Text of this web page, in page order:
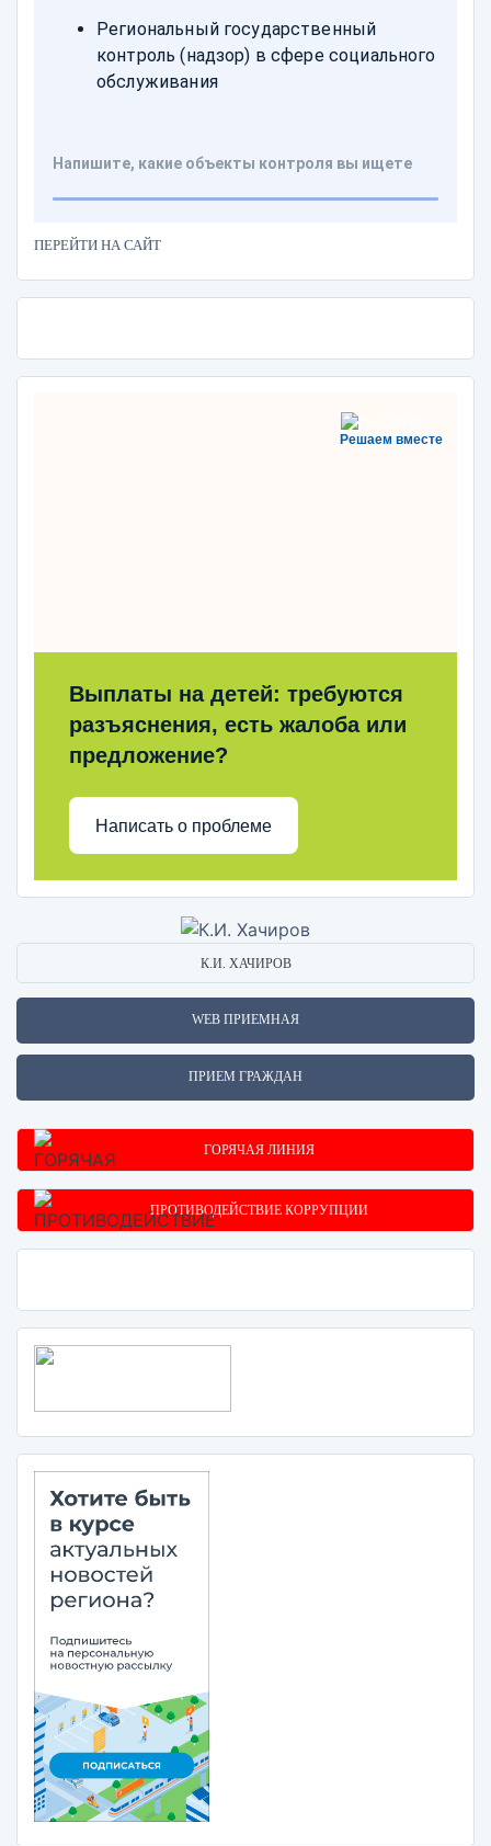
ПЕРЕЙТИ НА САЙТ
Решаем вместе
Выплаты на детей: требуются
разъяснения, есть жалоба или
предложение?
Написать о проблеме
К.И. ХАЧИРОВ
WEB ПРИЕМНАЯ
ПРИЕМ ГРАЖДАН
ГОРЯЧАЯ ЛИНИЯ
ПРОТИВОДЕЙСТВИЕ КОРРУПЦИИ